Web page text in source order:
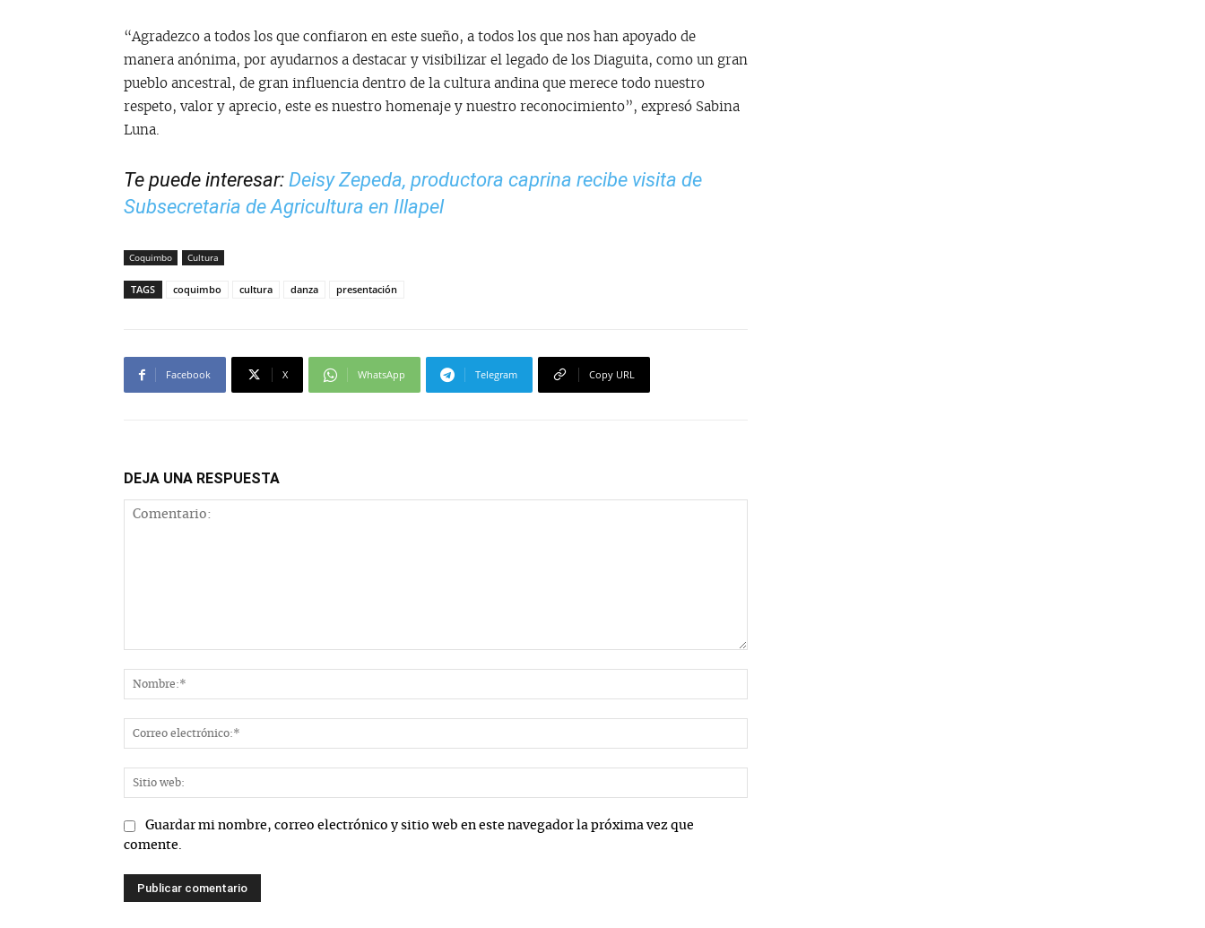
“Agradezco a todos los que confiaron en este sueño, a todos los que nos han apoyado de
manera anónima, por ayudarnos a destacar y visibilizar el legado de los Diaguita, como un gran
pueblo ancestral, de gran influencia dentro de la cultura andina que merece todo nuestro
respeto, valor y aprecio, este es nuestro homenaje y nuestro reconocimiento”, expresó Sabina
Luna.
Te puede interesar: Deisy Zepeda, productora caprina recibe visita de
Subsecretaria de Agricultura en Illapel
Coquimbo Cultura
TAGS coquimbo cultura danza presentación
Facebook X WhatsApp Telegram Copy URL
DEJA UNA RESPUESTA
Guardar mi nombre, correo electrónico y sitio web en este navegador la próxima vez que
comente.